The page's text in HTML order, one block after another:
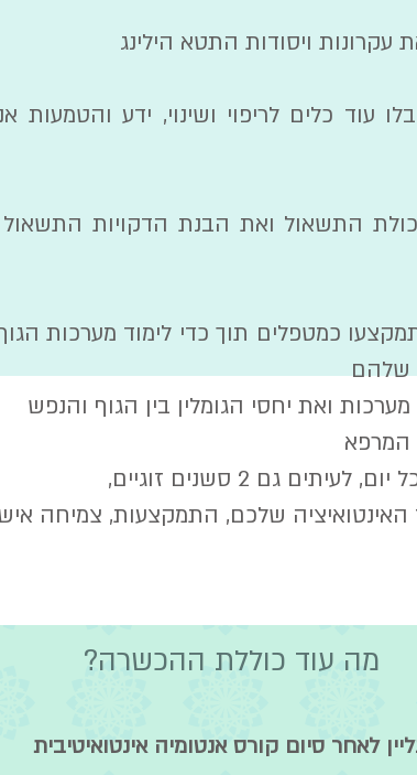
עקרונות ויסודות התטא הילינג
עוד כלים לריפוי ושינוי, ידע והטמעות
התשאול ואת הבנת הדקויות התשאול
כמטפלים תוך כדי לימוד מערכות הגוף
שלהם
ואת יחסי הגומלין בין הגוף והנפש
המרפא
גם 2 סשנים זוגיים,
האינטואיציה שלכם, התמקצעות, צמיחה
מה עוד כוללת ההכשרה?
לאחר סיום קורס אנטומיה אינטואיטיבית